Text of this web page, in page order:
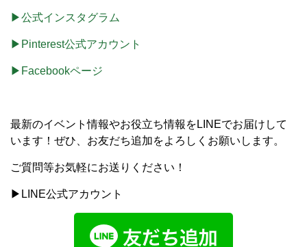
▶公式インスタグラム
▶Pinterest公式アカウント
▶Facebookページ
最新のイベント情報やお役立ち情報をLINEでお届けして
います！ぜひ、お友だち追加をよろしくお願いします。
ご質問等お気軽にお送りください！
▶LINE公式アカウント